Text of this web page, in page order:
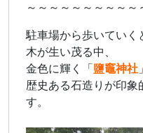
～～～～～～～～～～
駐車場から歩いてい
木が生い茂る中、
金色に輝く「 鹽竈神社
歴史ある石造りが印象
す。